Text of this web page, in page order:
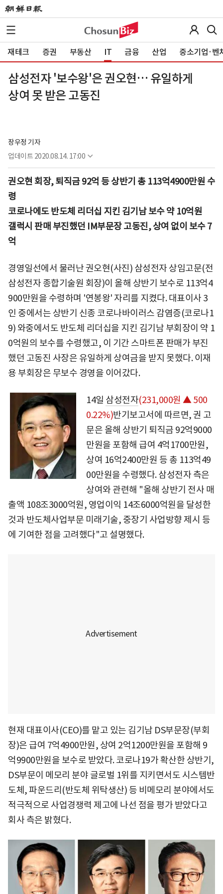
재테크 증권 부동산 IT 금융 산업 중소기업·벤
삼성전자 '보수왕'은 권오현… 유일하게
상여 못 받은 고동진
장우정 기자
업데이트 2020.08.14. 17:00
권오현 회장, 퇴직금 92억 등 상반기 총 113억4900만원 수
령
코로나에도 반도체 리더십 지킨 김기남 보수 약 10억원
갤럭시 판매 부진했던 IM부문장 고동진, 상여 없이 보수 7
억
경영일선에서 물러난 권오현(사진) 삼성전자 상임고문(전
삼성전자 종합기술원 회장)이 올해 상반기 보수로 113억4
900만원을 수령하며 '연봉왕' 자리를 지켰다. 대표이사 3
인 중에서는 상반기 신종 코로나바이러스 감염증(코로나1
9) 와중에서도 반도체 리더십을 지킨 김기남 부회장이 약 1
0억원의 보수를 수령했고, 이 기간 스마트폰 판매가 부진
했던 고동진 사장은 유일하게 상여금을 받지 못했다. 이재
용 부회장은 무보수 경영을 이어갔다.
14일 삼성전자(231,000원 ▲ 500
0.22%)반기보고서에 따르면, 권 고
문은 올해 상반기 퇴직금 92억9000
만원을 포함해 급여 4억1700만원,
상여 16억2400만원 등 총 113억49
00만원을 수령했다. 삼성전자 측은
상여와 관련해 "올해 상반기 전사 매
출액 108조3000억원, 영업이익 14조6000억원을 달성한
것과 반도체사업부문 미래기술, 중장기 사업방향 제시 등
에 기여한 점을 고려했다"고 설명했다.
현재 대표이사(CEO)를 맡고 있는 김기남 DS부문장(부회
장)은 급여 7억4900만원, 상여 2억1200만원을 포함해 9
억9900만원을 보수로 받았다. 코로나19가 확산한 상반기,
DS부문이 메모리 분야 글로벌 1위를 지키면서도 시스템반
도체, 파운드리(반도체 위탁생산) 등 비메모리 분야에서도
적극적으로 사업경쟁력 제고에 나선 점을 평가 받았다고
회사 측은 밝혔다.